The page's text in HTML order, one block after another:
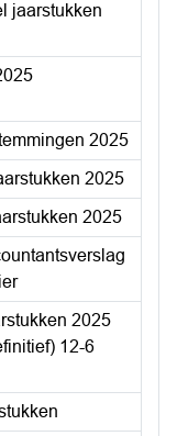
jaarstukken
2025
2025
2025
2025
12-6